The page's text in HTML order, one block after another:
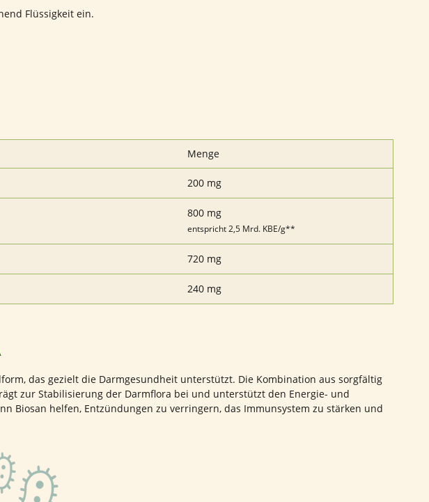
Flüssigkeit ein.
Menge
200 mg
800 mg
entspricht 2,5 Mrd. KBE/g**
720 mg
240 mg
das gezielt die Darmgesundheit unterstützt. Die Kombination aus sorgfältig
zur Stabilisierung der Darmflora bei und unterstützt den Energie- und
Biosan helfen, Entzündungen zu verringern, das Immunsystem zu stärken und